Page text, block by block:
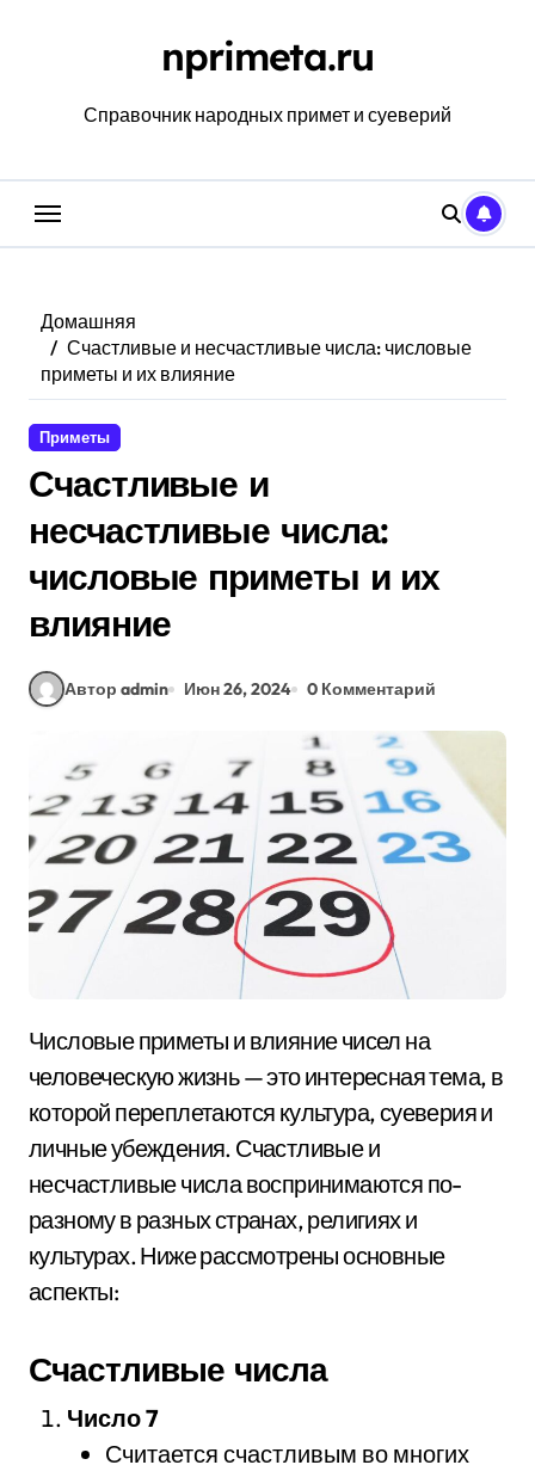
nprimeta.ru
Справочник народных примет и суеверий
Домашняя
Счастливые и несчастливые числа: числовые
приметы и их влияние
Приметы
Счастливые и
несчастливые числа:
числовые приметы и их
влияние
Автор admin Июн 26, 2024 0 Комментарий
Числовые приметы и влияние чисел на
человеческую жизнь — это интересная тема, в
которой переплетаются культура, суеверия и
личные убеждения. Счастливые и
несчастливые числа воспринимаются по-
разному в разных странах, религиях и
культурах. Ниже рассмотрены основные
аспекты:
Счастливые числа
Число 7
Считается счастливым во многих